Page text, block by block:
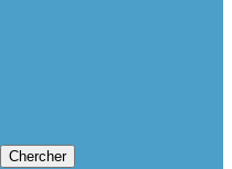
Chercher